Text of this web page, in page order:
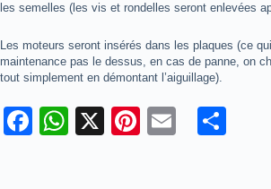
les semelles (les vis et rondelles seront enlevées
Les moteurs seront insérés dans les plaques (ce
maintenance pas le dessus, en cas de panne, on
tout simplement en démontant l’aiguillage).
Fa
W
X
Pi